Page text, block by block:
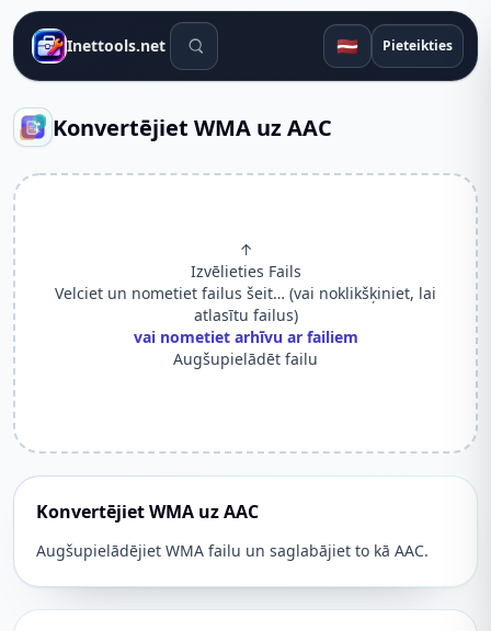
Inettools.net Meklēšanas rīki 🇱🇻 Pieteikties
Konvertējiet WMA uz AAC
↑
Izvēlieties Fails
Velciet un nometiet failus šeit… (vai noklikšķiniet, lai
atlasītu failus)
vai nometiet arhīvu ar failiem
Augšupielādēt failu
Konvertējiet WMA uz AAC
Augšupielādējiet WMA failu un saglabājiet to kā AAC.